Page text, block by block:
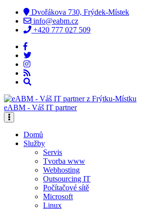
Dvořákova 730, Frýdek-Místek
info@eabm.cz
+420 777 027 509
eABM - Váš IT partner
Domů
Služby
Servis
Tvorba www
Webhosting
Outsourcing IT
Počítačové sítě
Microsoft
Linux